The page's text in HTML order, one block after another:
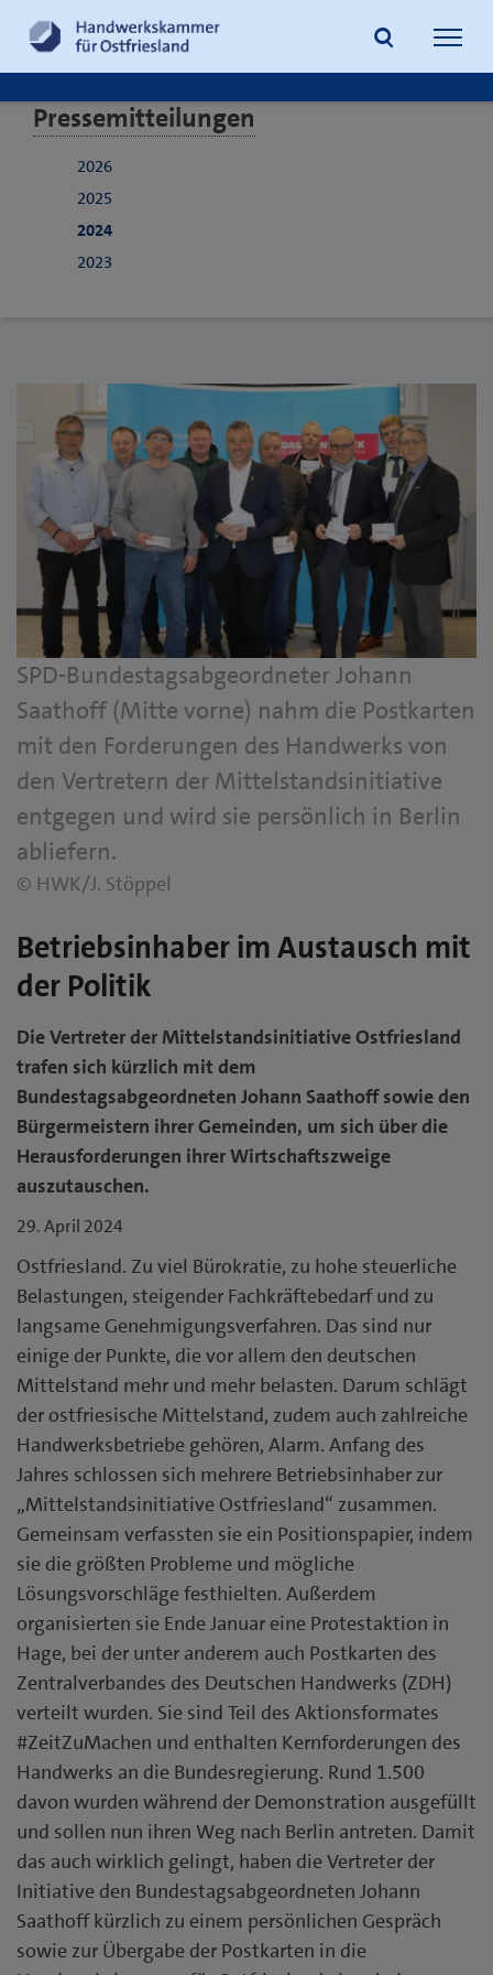
Pressemitteilungen
2026
2025
2024
2023
SPD-Bundestagsabgeordneter Johann
Saathoff (Mitte vorne) nahm die Postkarten
mit den Forderungen des Handwerks von
den Vertretern der Mittelstandsinitiative
entgegen und wird sie persönlich in Berlin
abliefern.
© HWK/J. Stöppel
Betriebsinhaber im Austausch mit
der Politik
Die Vertreter der Mittelstandsinitiative Ostfriesland
trafen sich kürzlich mit dem
Bundestagsabgeordneten Johann Saathoff sowie den
Bürgermeistern ihrer Gemeinden, um sich über die
Herausforderungen ihrer Wirtschaftszweige
auszutauschen.
29. April 2024
Ostfriesland. Zu viel Bürokratie, zu hohe steuerliche
Belastungen, steigender Fachkräftebedarf und zu
langsame Genehmigungsverfahren. Das sind nur
einige der Punkte, die vor allem den deutschen
Mittelstand mehr und mehr belasten. Darum schlägt
der ostfriesische Mittelstand, zudem auch zahlreiche
Handwerksbetriebe gehören, Alarm. Anfang des
Jahres schlossen sich mehrere Betriebsinhaber zur
„Mittelstandsinitiative Ostfriesland“ zusammen.
Gemeinsam verfassten sie ein Positionspapier, indem
sie die größten Probleme und mögliche
Lösungsvorschläge festhielten. Außerdem
organisierten sie Ende Januar eine Protestaktion in
Hage, bei der unter anderem auch Postkarten des
Zentralverbandes des Deutschen Handwerks (ZDH)
verteilt wurden. Sie sind Teil des Aktionsformates
#ZeitZuMachen und enthalten Kernforderungen des
Handwerks an die Bundesregierung. Rund 1.500
davon wurden während der Demonstration ausgefüllt
und sollen nun ihren Weg nach Berlin antreten. Damit
das auch wirklich gelingt, haben die Vertreter der
Initiative den Bundestagsabgeordneten Johann
Saathoff kürzlich zu einem persönlichen Gespräch
sowie zur Übergabe der Postkarten in die